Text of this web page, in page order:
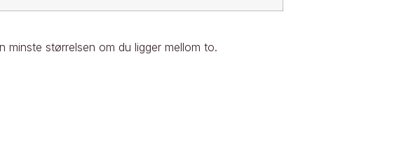
størrelsen om du ligger mellom to.